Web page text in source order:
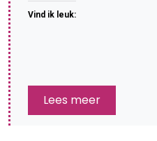
Vind ik leuk:
Lees meer